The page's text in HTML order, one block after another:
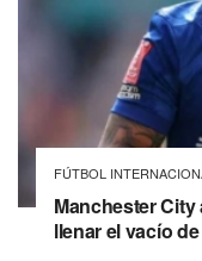
FÚTBOL
Manchester
llenar el vacío